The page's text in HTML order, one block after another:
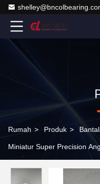
Rumah > Produk >
Miniatur Super Precision